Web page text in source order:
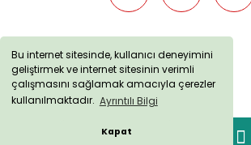
Bu internet sitesinde, kullanıcı deneyimini
geliştirmek ve internet sitesinin verimli
çalışmasını sağlamak amacıyla çerezler
kullanılmaktadır. Ayrıntılı Bilgi
Kapat
uygunamama.com © 2019 - Tüm Hakları
bilgileriniz 256bit SSL sertifikası ile